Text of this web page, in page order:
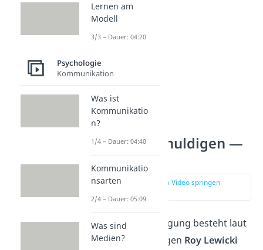
Richtig entschuldigen —
6 Bausteine
zur Stelle im Video springen
Eine gute Entschuldigung besteht laut
dem Sozialpsychologen Roy Lewicki
Lernen am
Modell
3/3 – Dauer: 04:20
Psychologie
Kommunikation
Was ist
Kommunikatio
n?
1/4 – Dauer: 04:40
Kommunikatio
nsarten
2/4 – Dauer: 05:09
Was sind
Medien?